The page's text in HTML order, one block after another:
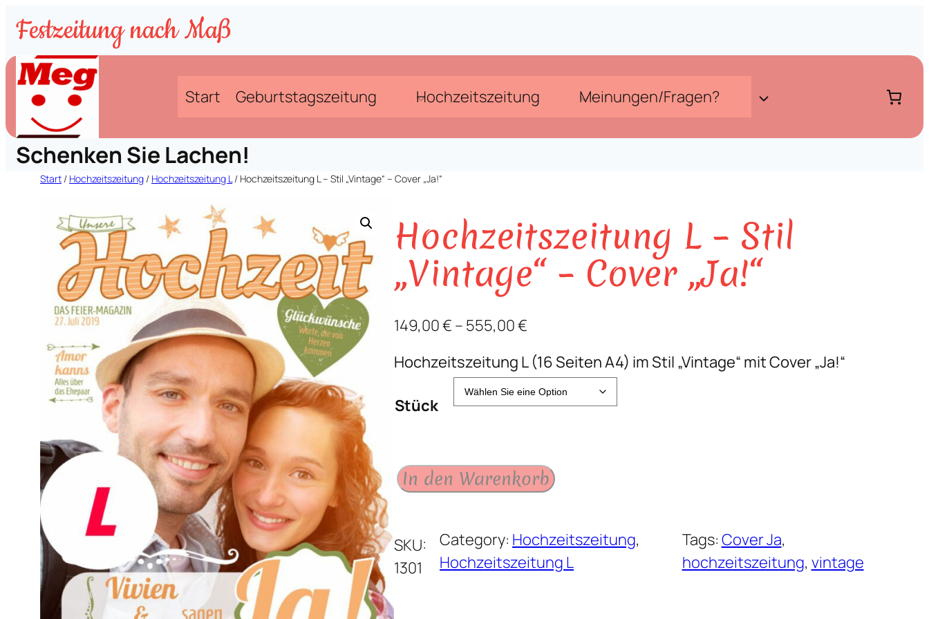
Zum
Inhalt
springen
Festzeitung nach Maß
Start Geburtstagszeitung Hochzeitszeitung Meinungen/Fragen?
Schenken Sie Lachen!
Start / Hochzeitszeitung / Hochzeitszeitung L/ Hochzeitszeitung L – Stil „Vintage“ – Cover „Ja!“
Hochzeitszeitung L – Stil
„Vintage“ – Cover „Ja!“
149,00€ – 555,00€
Hochzeitszeitung L (16 Seiten A4) im Stil „Vintage“ mit Cover „Ja!“
Stück
H
h
z
i
In den Warenkorb
SKU:
1301
Category: Hochzeitszeitung
Hochzeitszeitung L
Tags: Cover Ja
hochzeitszeitung, vintage